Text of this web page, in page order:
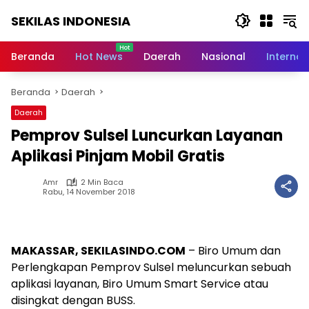
SEKILAS INDONESIA
Terkini,
Latest
World,
Headlines,
News
Today
Beranda Hot News Daerah Nasional
Beranda Daerah
Daerah
Pemprov Sulsel Luncurkan Layanan
Aplikasi Pinjam Mobil Gratis
Amr
2 Min Baca
Rabu, 14 November 2018
MAKASSAR, SEKILASINDO.COM – Biro Umum dan
Perlengkapan Pemprov Sulsel meluncurkan sebuah
aplikasi layanan, Biro Umum Smart Service atau
disingkat dengan BUSS.